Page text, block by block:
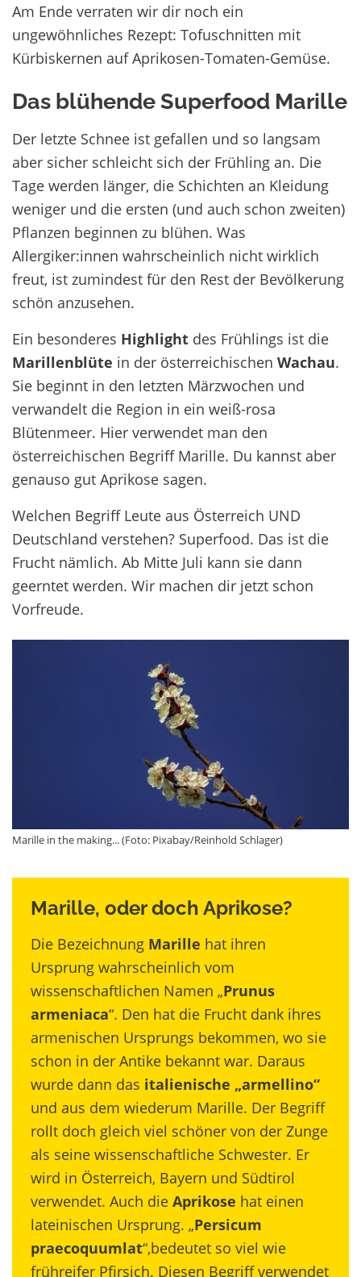
Am Ende verraten wir dir noch ein
ungewöhnliches Rezept: Tofuschnitten mit
Kürbiskernen auf Aprikosen-Tomaten-Gemüse.
Das blühende Superfood Marille
Der letzte Schnee ist gefallen und so langsam
aber sicher schleicht sich der Frühling an. Die
Tage werden länger, die Schichten an Kleidung
weniger und die ersten (und auch schon zweiten)
Pflanzen beginnen zu blühen. Was
Allergiker:innen wahrscheinlich nicht wirklich
freut, ist zumindest für den Rest der Bevölkerung
schön anzusehen.
Ein besonderes Highlight des Frühlings ist die
Marillenblüte in der österreichischen Wachau.
Sie beginnt in den letzten Märzwochen und
verwandelt die Region in ein weiß-rosa
Blütenmeer. Hier verwendet man den
österreichischen Begriff Marille. Du kannst aber
genauso gut Aprikose sagen.
Welchen Begriff Leute aus Österreich UND
Deutschland verstehen? Superfood. Das ist die
Frucht nämlich. Ab Mitte Juli kann sie dann
geerntet werden. Wir machen dir jetzt schon
Vorfreude.
Marille in the making... (Foto: Pixabay/Reinhold Schlager)
Marille, oder doch Aprikose?
Die Bezeichnung Marille hat ihren
Ursprung wahrscheinlich vom
wissenschaftlichen Namen „Prunus
armeniaca“. Den hat die Frucht dank ihres
armenischen Ursprungs bekommen, wo sie
schon in der Antike bekannt war. Daraus
wurde dann das italienische „armellino“
und aus dem wiederum Marille. Der Begriff
rollt doch gleich viel schöner von der Zunge
als seine wissenschaftliche Schwester. Er
wird in Österreich, Bayern und Südtirol
verwendet. Auch die Aprikose hat einen
lateinischen Ursprung. „Persicum
praecoquumlat“,bedeutet so viel wie
frühreifer Pfirsich. Diesen Begriff verwendet